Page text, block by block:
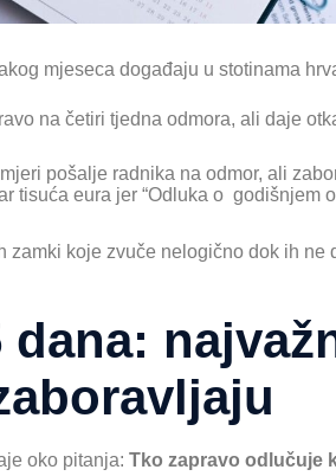
mjeseca događaju u stotinama
na četiri tjedna odmora, ali daje
pošalje radnika na odmor, ali
tisuća eura jer “Odluka o godišnjem
zamki koje zvuče nelogično dok ih
dana:
oko pitanja: Tko zapravo odlučuje